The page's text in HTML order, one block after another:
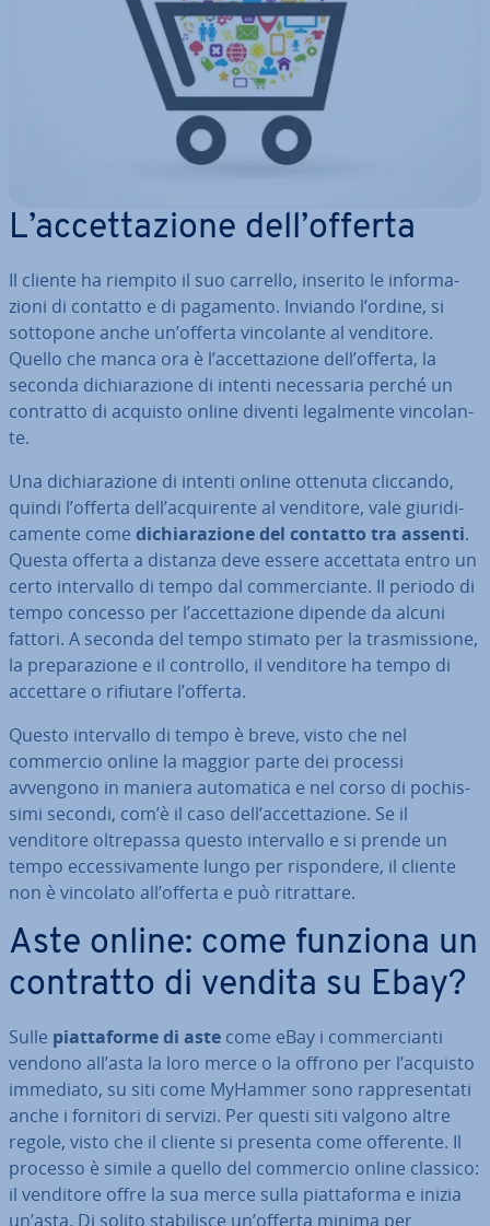
L’ac­cet­ta­zio­ne dell’offerta
Il cliente ha riempito il suo carrello, inserito le in­for­ma­
zio­ni di contatto e di pagamento. Inviando l’ordine, si
sottopone anche un’offerta vin­co­lan­te al venditore.
Quello che manca ora è l’ac­cet­ta­zio­ne dell’offerta, la
seconda di­chia­ra­zio­ne di intenti ne­ces­sa­ria perché un
contratto di acquisto online diventi le­gal­men­te vin­co­lan­
te.
Una di­chia­ra­zio­ne di intenti online ottenuta cliccando,
quindi l’offerta dell’ac­qui­ren­te al venditore, vale giu­ri­di­
ca­men­te come di­chia­ra­zio­ne del contatto tra assenti.
Questa offerta a distanza deve essere accettata entro un
certo in­ter­val­lo di tempo dal com­mer­cian­te. Il periodo di
tempo concesso per l’ac­cet­ta­zio­ne dipende da alcuni
fattori. A seconda del tempo stimato per la tra­smis­sio­ne,
la pre­pa­ra­zio­ne e il controllo, il venditore ha tempo di
accettare o rifiutare l’offerta.
Questo in­ter­val­lo di tempo è breve, visto che nel
commercio online la maggior parte dei processi
avvengono in maniera au­to­ma­ti­ca e nel corso di po­chis­
si­mi secondi, com’è il caso dell’ac­cet­ta­zio­ne. Se il
venditore ol­tre­pas­sa questo in­ter­val­lo e si prende un
tempo ec­ces­si­va­men­te lungo per ri­spon­de­re, il cliente
non è vincolato all’offerta e può ri­trat­ta­re.
Aste online: come funziona un
contratto di vendita su Ebay?
Sulle piat­ta­for­me di aste come eBay i com­mer­cian­ti
vendono all’asta la loro merce o la offrono per l’acquisto
immediato, su siti come MyHammer sono rap­pre­sen­ta­ti
anche i fornitori di servizi. Per questi siti valgono altre
regole, visto che il cliente si presenta come offerente. Il
processo è simile a quello del commercio online classico:
il venditore offre la sua merce sulla piat­ta­for­ma e inizia
un’asta. Di solito sta­bi­li­sce un’offerta minima per